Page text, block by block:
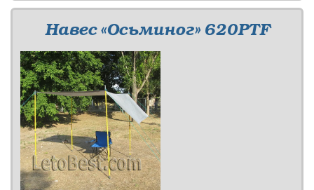
Навес «Осьминог» 620PTF